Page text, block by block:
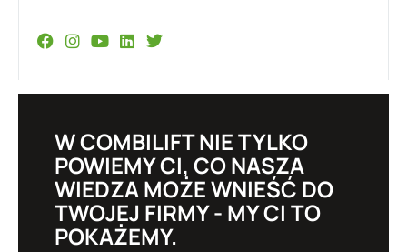
W COMBILIFT NIE TYLKO
POWIEMY CI, CO NASZA
WIEDZA MOŻE WNIEŚĆ DO
TWOJEJ FIRMY - MY CI TO
POKAŻEMY.